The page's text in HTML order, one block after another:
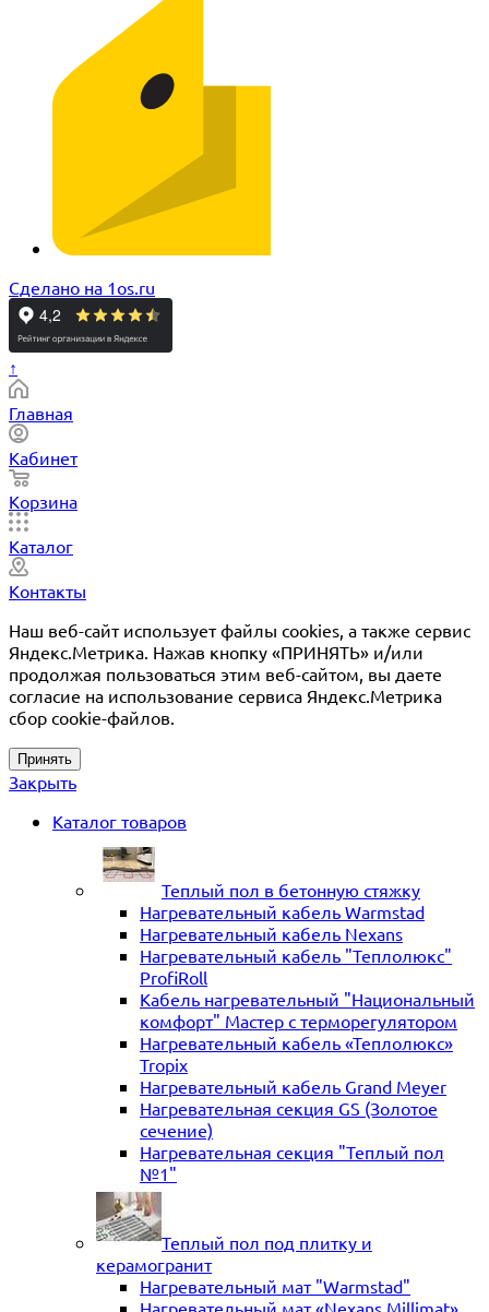
Сделано на 1os.ru
↑
Главная
Кабинет
Корзина
Каталог
Контакты
Наш веб-сайт использует файлы cookies, а также сервис
Яндекс.Метрика. Нажав кнопку «ПРИНЯТЬ» и/или
продолжая пользоваться этим веб-сайтом, вы даете
согласие на использование сервиса Яндекс.Метрика
сбор cookie-файлов.
Принять
Закрыть
Каталог товаров
Теплый пол в бетонную стяжку
Нагревательный кабель Warmstad
Нагревательный кабель Nexans
Нагревательный кабель "Теплолюкс"
ProfiRoll
Кабель нагревательный "Национальный
комфорт" Мастер с терморегулятором
Нагревательный кабель «Теплолюкс»
Tropix
Нагревательный кабель Grand Meyer
Нагревательная секция GS (Золотое
сечение)
Нагревательная секция "Теплый пол
№1"
Теплый пол под плитку и
керамогранит
Нагревательный мат "Warmstad"